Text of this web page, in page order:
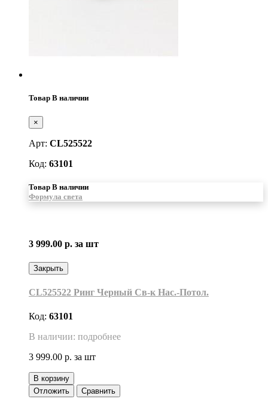
Товар В наличии
×
Арт: CL525522
Код: 63101
Товар В наличии
Формула света
3 999.00 р. за шт
Закрыть
CL525522 Ринг Черный Св-к Нас.-Потол.
Код: 63101
В наличии: подробнее
3 999.00 р. за шт
В корзину
Отложить
Сравнить